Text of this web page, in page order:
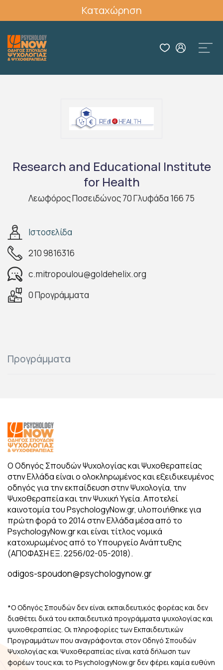
Καταχώρηση
Research and Educational Institute
for Health
Λεωφόρος Ποσειδώνος 70 Γλυφάδα 166 75
Ιστοσελίδα
210 9816316
c.mitropoulou@goldehelix.org
0 Προγράμματα
Προγράμματα
Ο Οδηγός Σπουδών Ψυχολογίας και Ψυχοθεραπείας
στην Ελλάδα είναι ο ολοκληρωμένος και εξειδικευμένος
οδηγός για την εκπαίδευση στην Ψυχολογία, την
Ψυχοθεραπεία και την Ψυχική Υγεία. Αποτελεί
καινοτομία του PsychologyNow.gr, υλοποιήθηκε για
πρώτη φορά το 2014 στην Ελλάδα μέσα από το
PsychologyNow.gr και είναι τίτλος νομικά
κατοχυρωμένος από το Υπουργείο Ανάπτυξης
(ΑΠΟΦΑΣΗ ΕΞ. 2256/02-05-2018).
odigos-spoudon@psychologynow.gr
*Ο Οδηγός Σπουδών δεν είναι εκπαιδευτικός φορέας και δεν
διαθέτει δικά του εκπαιδευτικά προγράμματα ψυχολογίας και
ψυχοθεραπείας. Οι πληροφορίες των Εκπαιδευτικών
Προγραμμάτων που αναγράφονται στον Οδηγό Σπουδών
Ψυχολογίας και Ψυχοθεραπείας είναι κατά δήλωση των
φορέων τους και το PsychologyNow.gr δεν φέρει καμία ευθύνη